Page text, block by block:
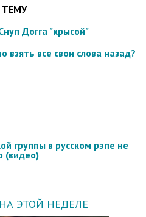
ТЕМУ
Догга "крысой"
все свои слова назад?
группы в русском рэпе не
(видео)
ЭТОЙ НЕДЕЛЕ